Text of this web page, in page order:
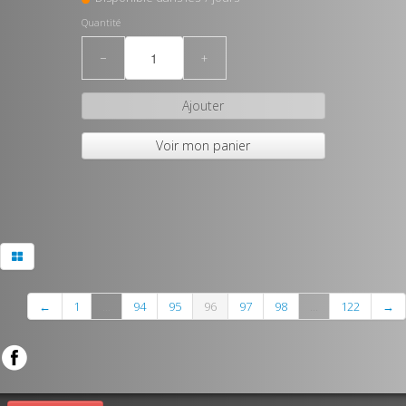
Quantité
− +
Ajouter
Voir mon panier
← 1 94 95 96 97 98 122 →